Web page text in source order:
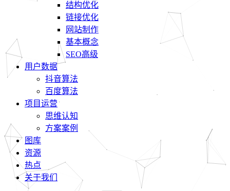
结构优化
链接优化
网站制作
基本概念
SEO高级
用户数据
抖音算法
百度算法
项目运营
思维认知
方案案例
图库
资源
热点
关于我们